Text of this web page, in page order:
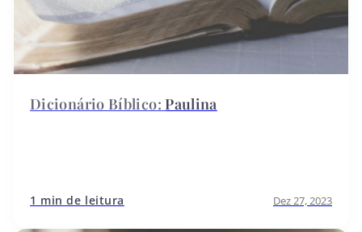
Paulina
1 min de leitura Dez 27, 2023